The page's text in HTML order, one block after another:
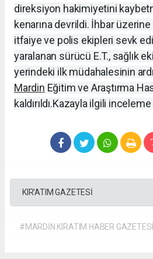
direksiyon hakimiyetini
kenarına devrildi. İhbar
itfaiye ve polis ekipleri sevk
yaralanan sürücü E.T., sağlık
yerindeki ilk müdahalesinin
Mardin Eğitim ve Araştırma
kaldırıldı.Kazayla ilgili inceleme
KIR'ATIM GAZETESİ
#MARDİN KIRATIM HABER GAZETESİ